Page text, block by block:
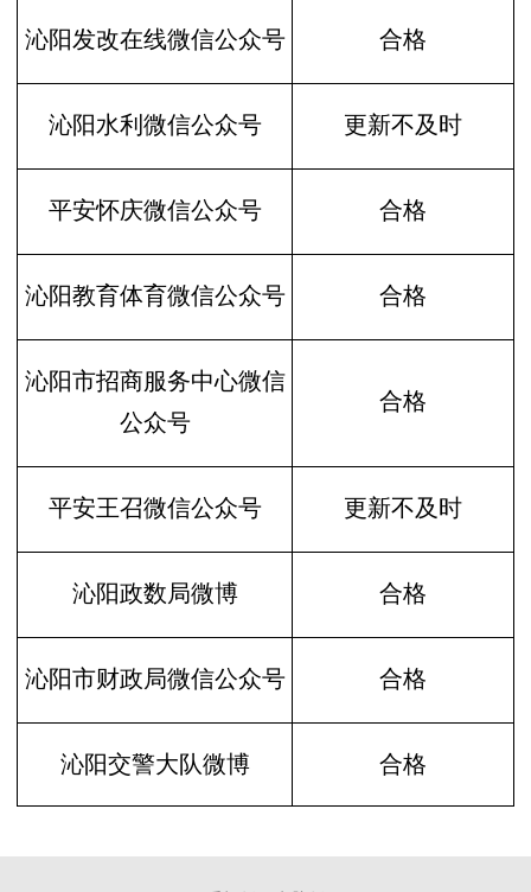
沁阳发改在线微信公众号 合格
沁阳水利微信公众号 更新不及时
平安怀庆微信公众号 合格
沁阳教育体育微信公众号 合格
沁阳市招商服务中心微信
公众号
合格
平安王召微信公众号 更新不及时
沁阳政数局微博 合格
沁阳市财政局微信公众号 合格
沁阳交警大队微博 合格